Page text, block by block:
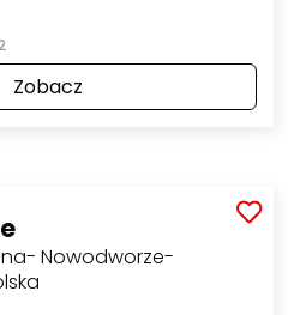
Zobacz
Nowodworze-